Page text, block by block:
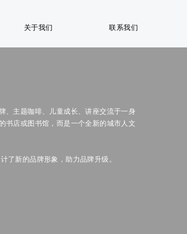
关于我们 联系我们
、主题咖啡、儿童成长、讲座交流于一身
书店或图书馆，而是一个全新的城市人文
了新的品牌形象，助力品牌升级。